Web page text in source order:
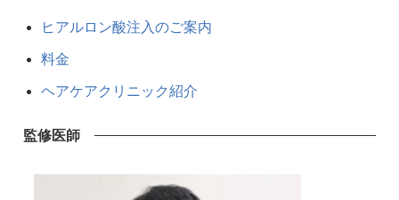
ヒアルロン酸注入のご案内
料金
ヘアケアクリニック紹介
監修医師